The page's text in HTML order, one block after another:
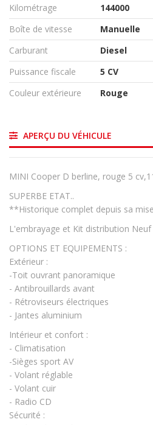
Kilométrage
144000
Boîte de vitesse
Manuelle
Carburant
Diesel
Puissance fiscale
5 CV
Couleur extérieure
Rouge
APERÇU DU VÉHICULE
MINI Cooper D berline, rouge 5
SUPERBE ETAT..
**Historique complet depuis sa
L'embrayage et Kit distribution Neuf
OPTIONS ET EQUIPEMENTS :
Extérieur :
-Toit ouvrant panoramique
- Antibrouillards avant
- Rétroviseurs électriques
- Jantes aluminium
Intérieur et confort :
- Climatisation
-Sièges sport AV
- Volant réglable
- Volant cuir
- Radio CD
Sécurité :